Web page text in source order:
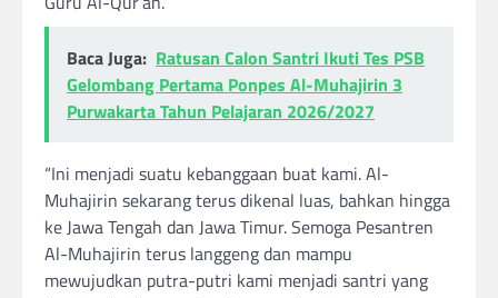
Baca Juga: Ratusan Calon Santri Ikuti Tes PSB
Gelombang Pertama Ponpes Al-Muhajirin 3
Purwakarta Tahun Pelajaran 2026/2027
“Ini menjadi suatu kebanggaan buat kami. Al-
Muhajirin sekarang terus dikenal luas, bahkan hingga
ke Jawa Tengah dan Jawa Timur. Semoga Pesantren
Al-Muhajirin terus langgeng dan mampu
mewujudkan putra-putri kami menjadi santri yang